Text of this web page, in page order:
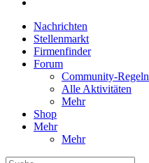
Nachrichten
Stellenmarkt
Firmenfinder
Forum
Community-Regeln
Alle Aktivitäten
Mehr
Shop
Mehr
Mehr